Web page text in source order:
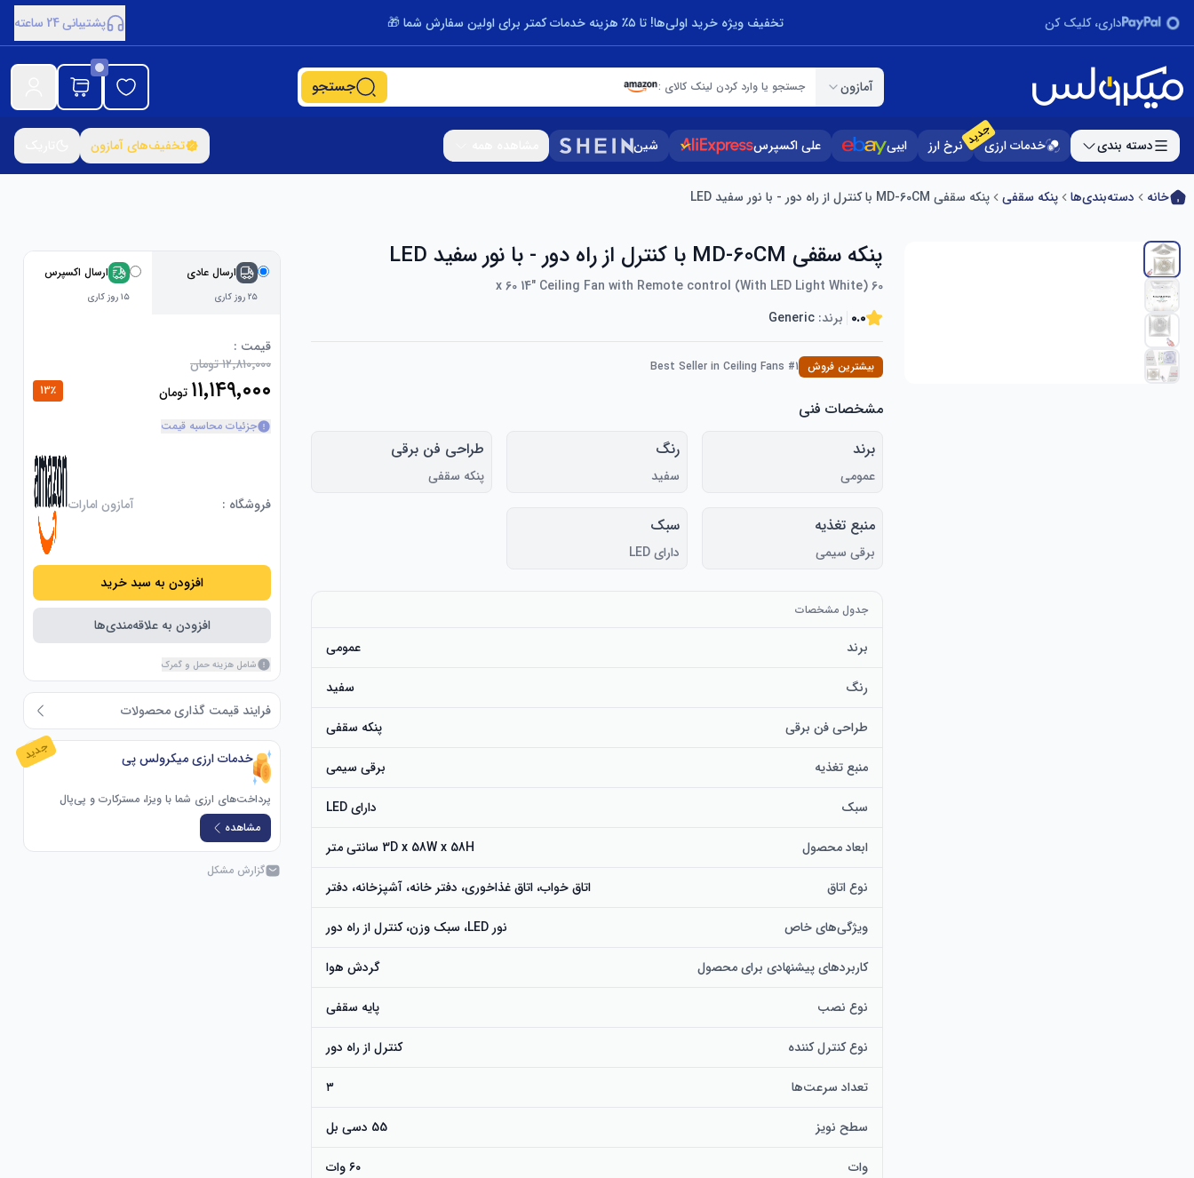
داری، کلیک کن تخفیف ویژه خرید اولی‌ها! تا ۵٪ هزینه خدمات کمتر برای اولین سفارش شما 🎁 پشتیبانی 24 ساعته
آمازون جستجو یا وارد کردن لینک کالای : جستجو
دسته بندی خدمات ارزیجدیدنرخ ارز ایبی علی اکسپرس شین تخفیف‌های آمازون
خانه دسته‌بندی‌ها پنکه سقفی پنکه سقفی MD-60CM با کنترل از راه دور - با نور سفید LED
پنکه سقفی MD-60CM با کنترل از راه دور - با نور سفید LED
60 x 60 14" Ceiling Fan with Remote control (With LED Light White)
0.0 برند: Generic
بیشترین فروش #1 Best Seller in Ceiling Fans
مشخصات فنی
برند
عمومی
رنگ
سفید
طراحی فن برقی
پنکه سقفی
منبع تغذیه
برقی سیمی
سبک
دارای LED
جدول مشخصات
برند عمومی
رنگ سفید
طراحی فن برقی پنکه سقفی
منبع تغذیه برقی سیمی
سبک دارای LED
ابعاد محصول 3D x 58W x 58H سانتی متر
نوع اتاق اتاق خواب، اتاق غذاخوری، دفتر خانه، آشپزخانه، دفتر
ویژگی‌های خاص نور LED، سبک وزن، کنترل از راه دور
کاربردهای پیشنهادی برای محصول گردش هوا
نوع نصب پایه سقفی
نوع کنترل کننده کنترل از راه دور
تعداد سرعت‌ها ۳
سطح نویز 55 دسی بل
وات ۶۰ وات
ارسال عادی
۲۵ روز کاری
ارسال اکسپرس
۱۵ روز کاری
قیمت :
۱۲٬۸۱۰٬۰۰۰ تومان
۱۱٬۱۴۹٬۰۰۰ تومان 13٪
جزئیات محاسبه قیمت
فروشگاه : آمازون امارات
افزودن به سبد خرید
افزودن به علاقه‌مندی‌ها
شامل هزینه حمل و گمرک
فرایند قیمت گذاری محصولات
جدید خدمات ارزی میکرولس پی
پرداخت‌های ارزی شما با ویزا، مسترکارت و پی‌پال
مشاهده
گزارش مشکل